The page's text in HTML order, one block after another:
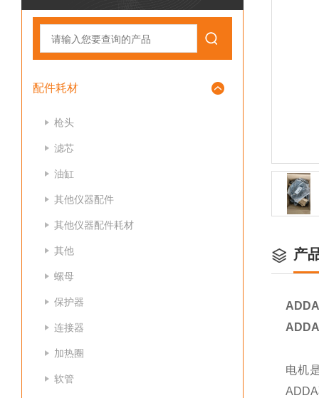
配件耗材
枪头
滤芯
油缸
其他仪器配件
其他仪器配件耗材
其他
螺母
保护器
连接器
加热圈
软管
产
电机